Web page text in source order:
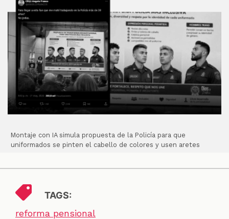
Montaje con IA simula propuesta de la Policía para que
uniformados se pinten el cabello de colores y usen aretes
TAGS:
reforma pensional